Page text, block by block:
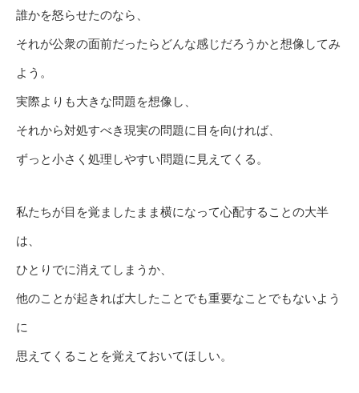
誰かを怒らせたのなら、
それが公衆の面前だったらどんな感じだろうかと想像してみ
よう。
実際よりも大きな問題を想像し、
それから対処すべき現実の問題に目を向ければ、
ずっと小さく処理しやすい問題に見えてくる。
私たちが目を覚ましたまま横になって心配することの大半
は、
ひとりでに消えてしまうか、
他のことが起きれば大したことでも重要なことでもないよう
に
思えてくることを覚えておいてほしい。